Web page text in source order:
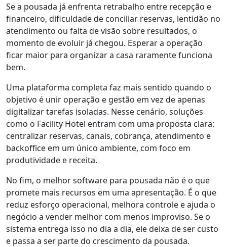
Se a pousada já enfrenta retrabalho entre recepção e
financeiro, dificuldade de conciliar reservas, lentidão no
atendimento ou falta de visão sobre resultados, o
momento de evoluir já chegou. Esperar a operação
ficar maior para organizar a casa raramente funciona
bem.
Uma plataforma completa faz mais sentido quando o
objetivo é unir operação e gestão em vez de apenas
digitalizar tarefas isoladas. Nesse cenário, soluções
como o Facility Hotel entram com uma proposta clara:
centralizar reservas, canais, cobrança, atendimento e
backoffice em um único ambiente, com foco em
produtividade e receita.
No fim, o melhor software para pousada não é o que
promete mais recursos em uma apresentação. É o que
reduz esforço operacional, melhora controle e ajuda o
negócio a vender melhor com menos improviso. Se o
sistema entrega isso no dia a dia, ele deixa de ser custo
e passa a ser parte do crescimento da pousada.